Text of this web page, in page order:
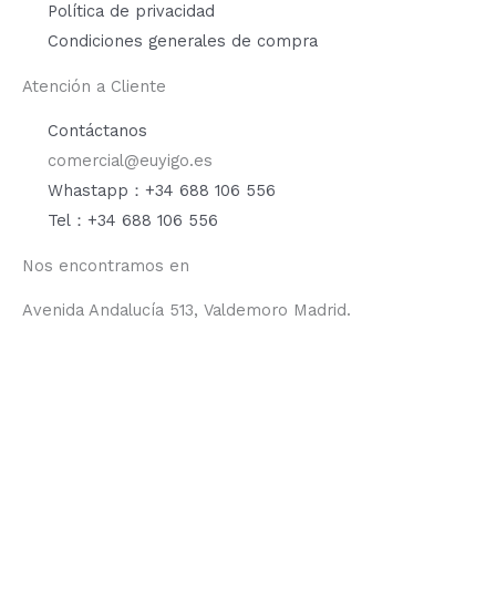
Política de privacidad
Condiciones generales de compra
Atención a Cliente
Contáctanos
comercial@euyigo.es
Whastapp：+34 688 106 556
Tel：+34 688 106 556
Nos encontramos en
Avenida Andalucía 513, Valdemoro Madrid.